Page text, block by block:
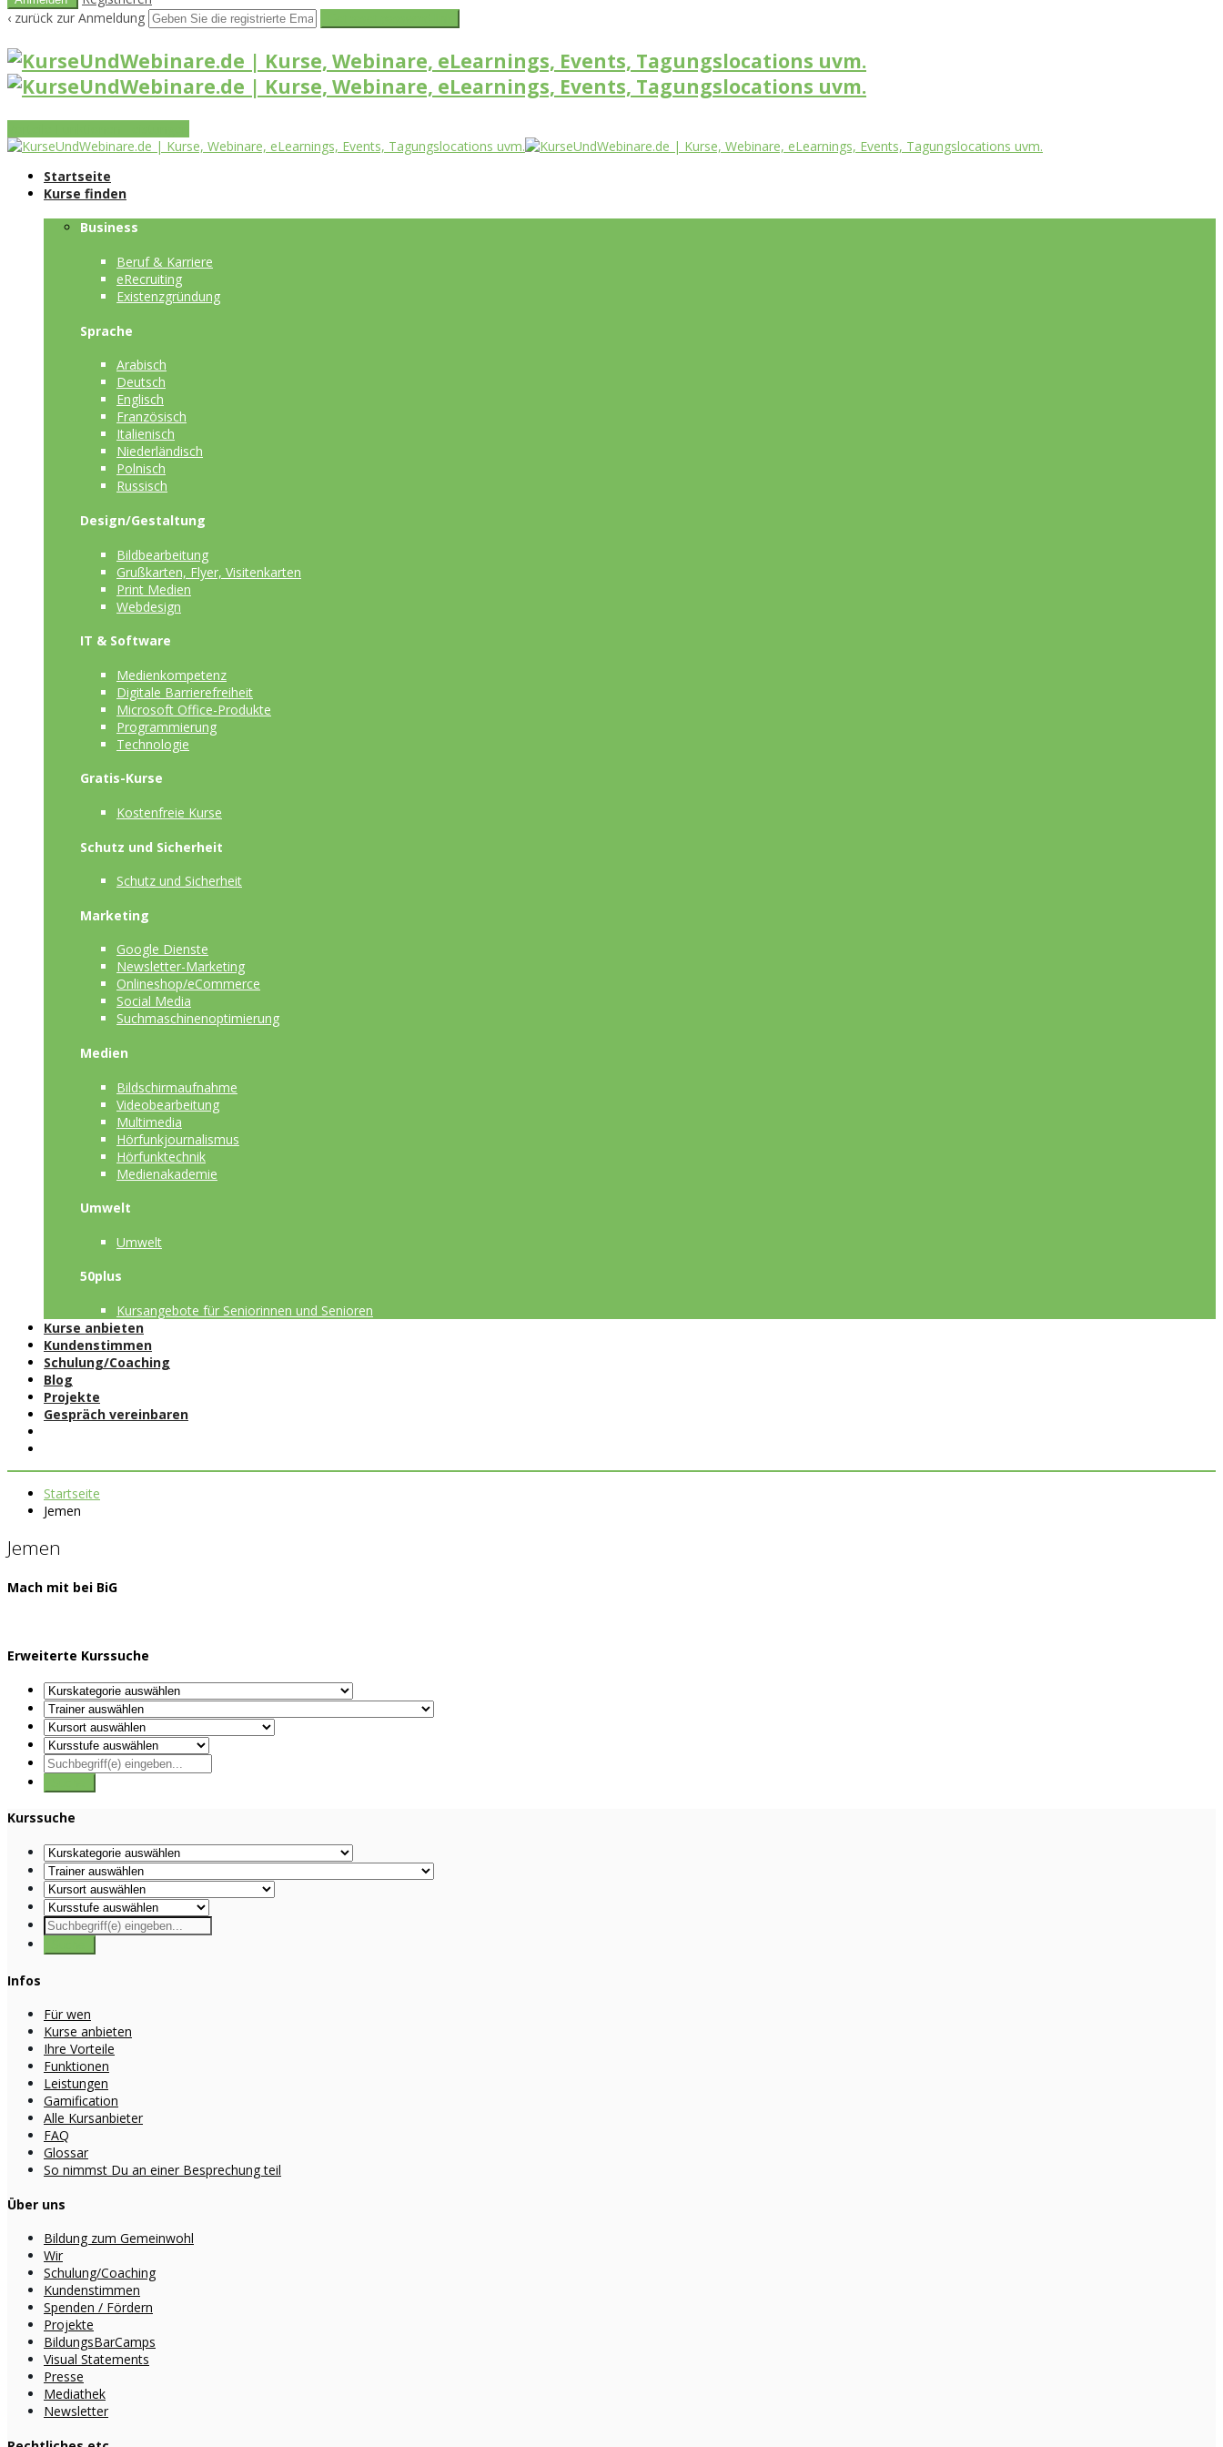
‹ zurück zur Anmeldung
Startseite
Kurse finden
Business
Beruf & Karriere
eRecruiting
Existenzgründung
Sprache
Arabisch
Deutsch
Englisch
Französisch
Italienisch
Niederländisch
Polnisch
Russisch
Design/Gestaltung
Bildbearbeitung
Grußkarten, Flyer, Visitenkarten
Print Medien
Webdesign
IT & Software
Medienkompetenz
Digitale Barrierefreiheit
Microsoft Office-Produkte
Programmierung
Technologie
Gratis-Kurse
Kostenfreie Kurse
Schutz und Sicherheit
Schutz und Sicherheit
Marketing
Google Dienste
Newsletter-Marketing
Onlineshop/eCommerce
Social Media
Suchmaschinenoptimierung
Medien
Bildschirmaufnahme
Videobearbeitung
Multimedia
Hörfunkjournalismus
Hörfunktechnik
Medienakademie
Umwelt
Umwelt
50plus
Kursangebote für Seniorinnen und Senioren
Kurse anbieten
Kundenstimmen
Schulung/Coaching
Blog
Projekte
Gespräch vereinbaren
Startseite
Jemen
Jemen
Mach mit bei BiG
Erweiterte Kurssuche
Kurssuche
Infos
Für wen
Kurse anbieten
Ihre Vorteile
Funktionen
Leistungen
Gamification
Alle Kursanbieter
FAQ
Glossar
So nimmst Du an einer Besprechung teil
Über uns
Bildung zum Gemeinwohl
Wir
Schulung/Coaching
Kundenstimmen
Spenden / Fördern
Projekte
BildungsBarCamps
Visual Statements
Presse
Mediathek
Newsletter